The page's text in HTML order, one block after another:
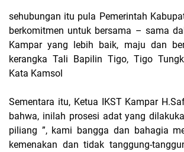
sehubungan itu pula Pemerintah
berkomitmen untuk bersama – sama
Kampar yang lebih baik, maju dan
kerangka Tali Bapilin Tigo, Tigo
Kata Kamsol
Sementara itu, Ketua IKST Kampar
bahwa, inilah prosesi adat yang
piliang ”, kami bangga dan bahagia
kemenakan dan tidak tanggung-